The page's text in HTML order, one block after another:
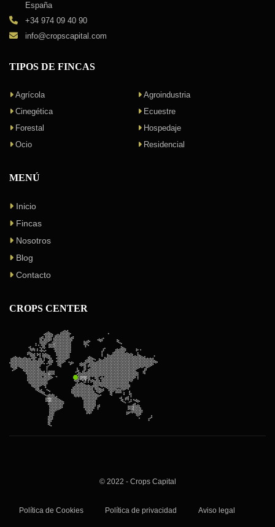
España
+34 974 09 40 90
info@cropscapital.com
TIPOS DE FINCAS
Agrícola
Agroindustria
Cinegética
Ecuestre
Forestal
Hospedaje
Ocio
Residencial
MENÚ
Inicio
Fincas
Nosotros
Blog
Contacto
CROPS CENTER
© 2022 - Crops Capital
Política de Cookies Política de privacidad Aviso legal